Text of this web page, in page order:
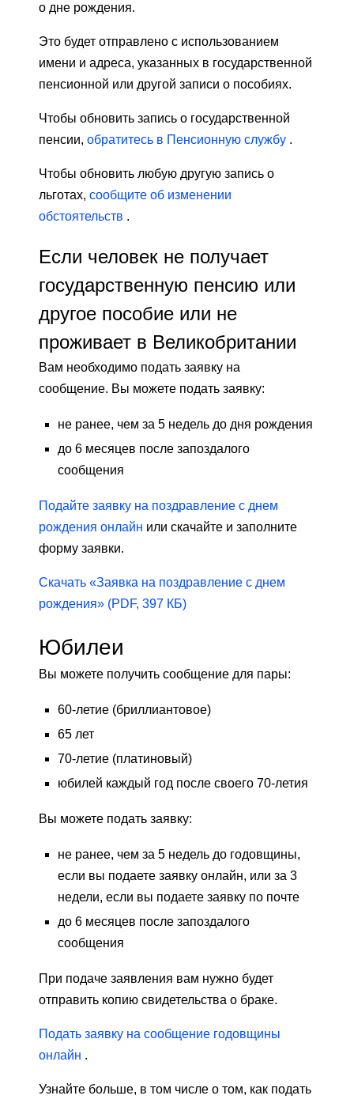
о дне рождения.
Это будет отправлено с использованием
имени и адреса, указанных в государственной
пенсионной или другой записи о пособиях.
Чтобы обновить запись о государственной
пенсии, обратитесь в Пенсионную службу .
Чтобы обновить любую другую запись о
льготах, сообщите об изменении
обстоятельств .
Если человек не получает
государственную пенсию или
другое пособие или не
проживает в Великобритании
Вам необходимо подать заявку на
сообщение. Вы можете подать заявку:
не ранее, чем за 5 недель до дня рождения
до 6 месяцев после запоздалого
сообщения
Подайте заявку на поздравление с днем ​​
рождения онлайн или скачайте и заполните
форму заявки.
Скачать «Заявка на поздравление с днем ​​
рождения» (PDF, 397 КБ)
Юбилеи
Вы можете получить сообщение для пары:
60-летие (бриллиантовое)
65 лет
70-летие (платиновый)
юбилей каждый год после своего 70-летия
Вы можете подать заявку:
не ранее, чем за 5 недель до годовщины,
если вы подаете заявку онлайн, или за 3
недели, если вы подаете заявку по почте
до 6 месяцев после запоздалого
сообщения
При подаче заявления вам нужно будет
отправить копию свидетельства о браке.
Подать заявку на сообщение годовщины
онлайн .
Узнайте больше, в том числе о том, как подать